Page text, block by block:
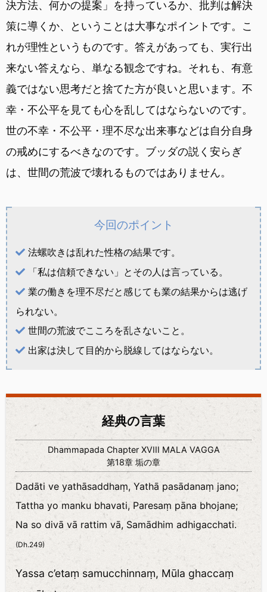
決方法、何かの提案」を持っているか、批判は解決
策に導くか、ということは大事なポイントです。こ
れが理性というものです。答えがあっても、実行出
来ない答えなら、単なる観念ですね。それも、有意
義ではない思考だと捨てた方が良いと思います。不
幸・不公平を見ても心を乱してはならないのです。
世の不幸・不公平・理不尽な出来事などは自分自身
の戒めにするべきなのです。ブッダの説く安らぎ
は、世間の荒波で壊れるものではありません。
今回のポイント
法螺吹きは乱れた性格の結果です。
「私は信頼できない」とその人は言っている。
業の働きを理不尽だと感じても業の結果からは逃げ
られない。
世間の荒波でこころを乱さないこと。
出家は決して目的から脱線してはならない。
経典の言葉
Dhammapada Chapter XVIII MALA VAGGA
第18章 垢の章
Dadāti ve yathāsaddhaṃ, Yathā pasādanaṃ jano;
Tattha yo manku bhavati, Paresaṃ pāna bhojane;
Na so divā vā rattim vā, Samādhim adhigacchati.
(Dh.249)
Yassa c’etaṃ samucchinnaṃ, Mūla ghaccaṃ